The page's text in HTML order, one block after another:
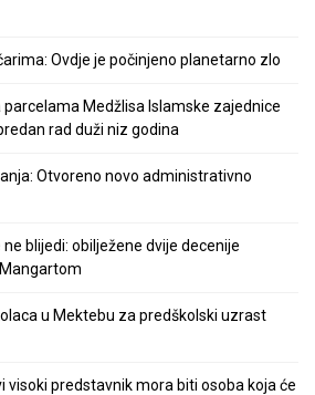
Ovdje je počinjeno planetarno zlo
Medžlisa Islamske zajednice
rad duži niz godina
Otvoreno novo administrativno
blijedi: obilježene dvije decenije
u Mektebu za predškolski uzrast
visoki predstavnik mora biti osoba koja će